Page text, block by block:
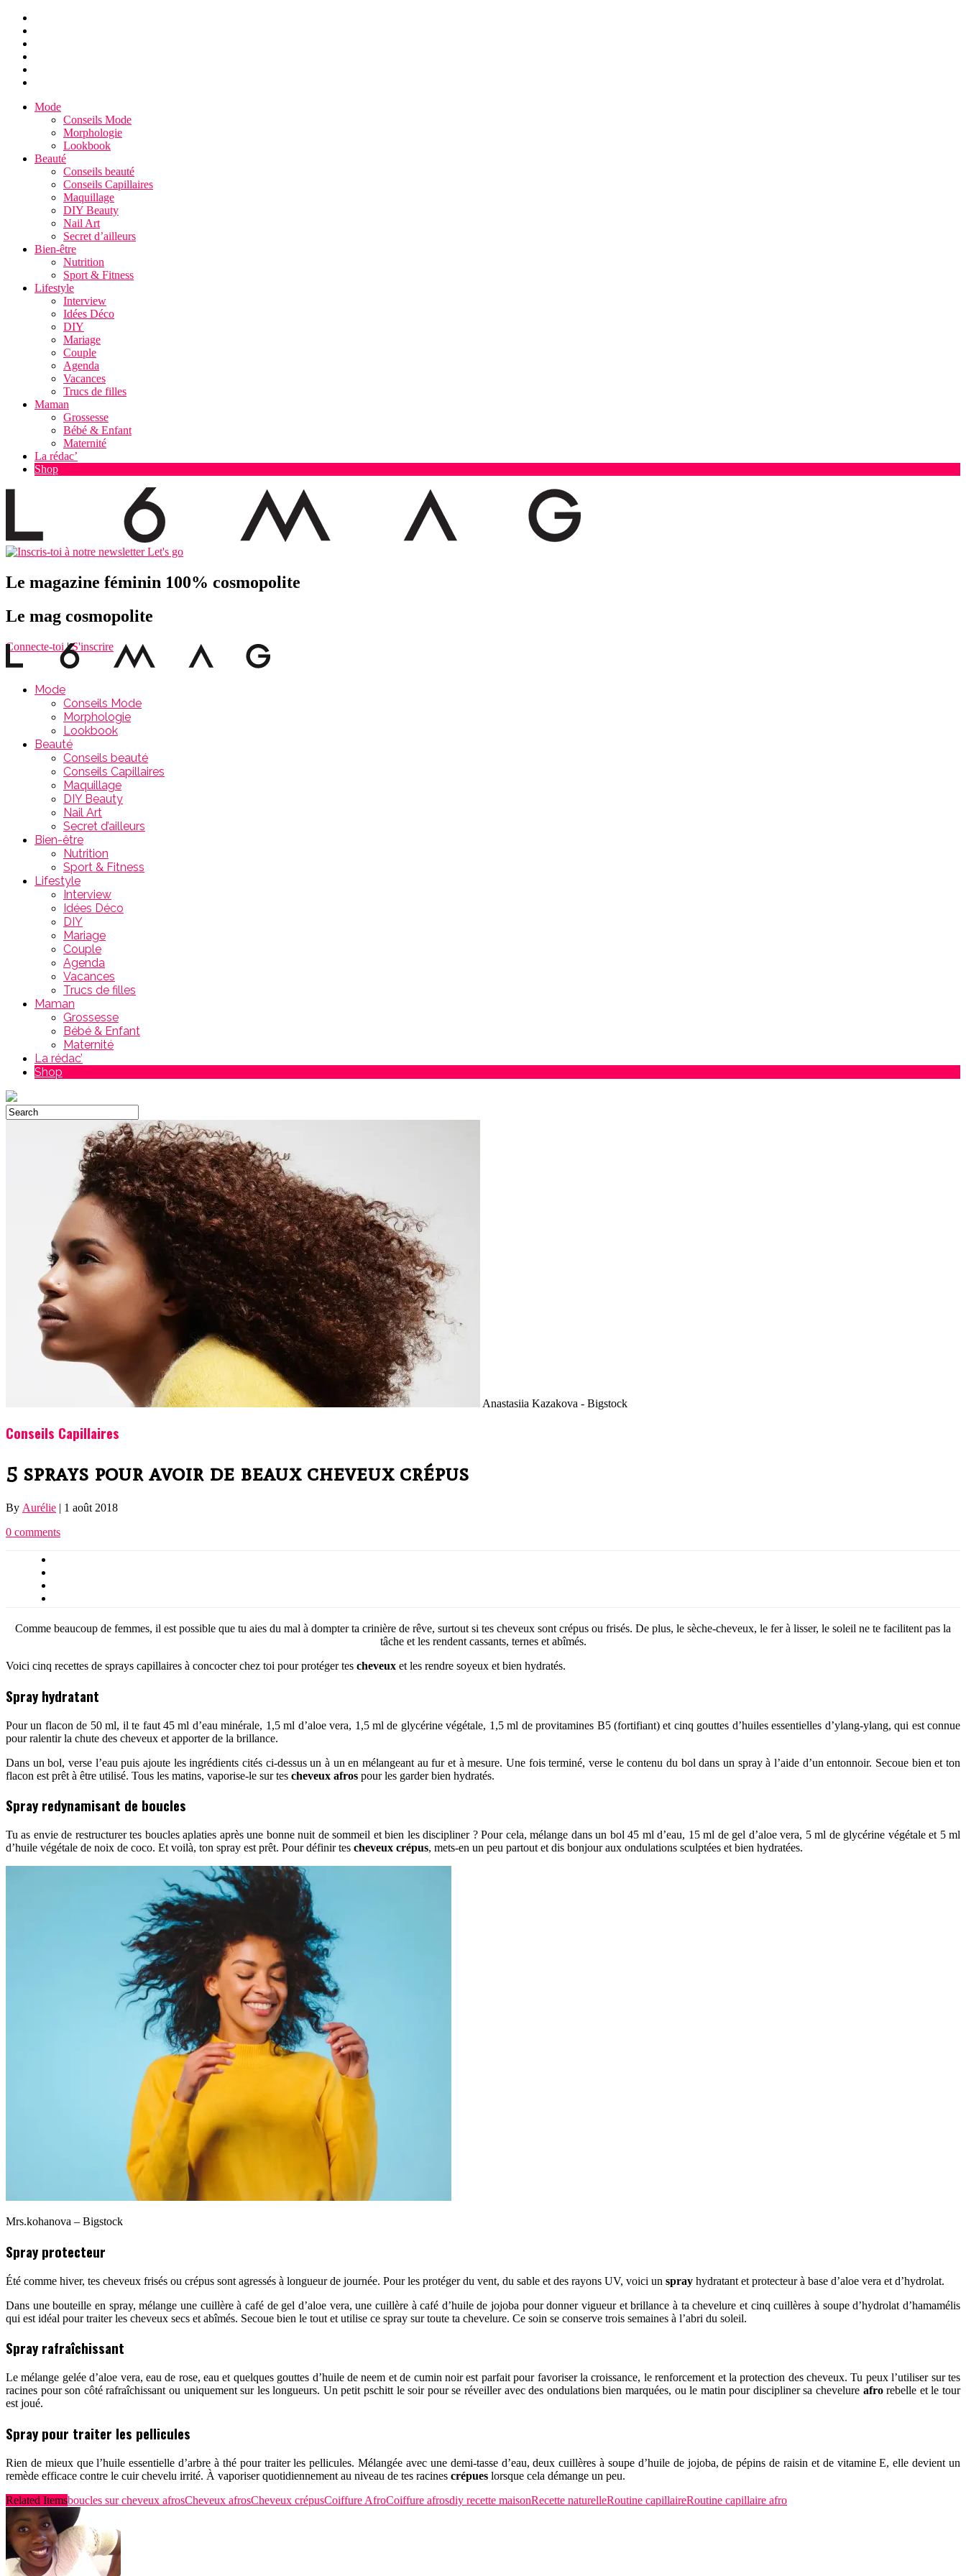
Mode
Conseils Mode
Morphologie
Lookbook
Beauté
Conseils beauté
Conseils Capillaires
Maquillage
DIY Beauty
Nail Art
Secret d’ailleurs
Bien-être
Nutrition
Sport & Fitness
Lifestyle
Interview
Idées Déco
DIY
Mariage
Couple
Agenda
Vacances
Trucs de filles
Maman
Grossesse
Bébé & Enfant
Maternité
La rédac’
Shop
Let's go
Le magazine féminin 100% cosmopolite
Le mag cosmopolite
Connecte-toi|S'inscrire
Mode
Conseils Mode
Morphologie
Lookbook
Beauté
Conseils beauté
Conseils Capillaires
Maquillage
DIY Beauty
Nail Art
Secret d’ailleurs
Bien-être
Nutrition
Sport & Fitness
Lifestyle
Interview
Idées Déco
DIY
Mariage
Couple
Agenda
Vacances
Trucs de filles
Maman
Grossesse
Bébé & Enfant
Maternité
La rédac’
Shop
Anastasiia Kazakova - Bigstock
Conseils Capillaires
5 sprays pour avoir de beaux cheveux crépus
By Aurélie | 1 août 2018
0 comments
Comme beaucoup de femmes, il est possible que tu aies du mal à dompter ta crinière de rêve, surtout si tes cheveux sont crépus ou frisés. De plus, le sèche-cheveux, le fer à lisser, le soleil ne te facilitent pas la
tâche et les rendent cassants, ternes et abîmés.
Voici cinq recettes de sprays capillaires à concocter chez toi pour protéger tes cheveux et les rendre soyeux et bien hydratés.
Spray hydratant
Pour un flacon de 50 ml, il te faut 45 ml d’eau minérale, 1,5 ml d’aloe vera, 1,5 ml de glycérine végétale, 1,5 ml de provitamines B5 (fortifiant) et cinq gouttes d’huiles essentielles d’ylang-ylang, qui est connue
pour ralentir la chute des cheveux et apporter de la brillance.
Dans un bol, verse l’eau puis ajoute les ingrédients cités ci-dessus un à un en mélangeant au fur et à mesure. Une fois terminé, verse le contenu du bol dans un spray à l’aide d’un entonnoir. Secoue bien et ton
flacon est prêt à être utilisé. Tous les matins, vaporise-le sur tes cheveux afros pour les garder bien hydratés.
Spray redynamisant de boucles
Tu as envie de restructurer tes boucles aplaties après une bonne nuit de sommeil et bien les discipliner ? Pour cela, mélange dans un bol 45 ml d’eau, 15 ml de gel d’aloe vera, 5 ml de glycérine végétale et 5 ml
d’huile végétale de noix de coco. Et voilà, ton spray est prêt. Pour définir tes cheveux crépus, mets-en un peu partout et dis bonjour aux ondulations sculptées et bien hydratées.
Mrs.kohanova – Bigstock
Spray protecteur
Été comme hiver, tes cheveux frisés ou crépus sont agressés à longueur de journée. Pour les protéger du vent, du sable et des rayons UV, voici un spray hydratant et protecteur à base d’aloe vera et d’hydrolat.
Dans une bouteille en spray, mélange une cuillère à café de gel d’aloe vera, une cuillère à café d’huile de jojoba pour donner vigueur et brillance à ta chevelure et cinq cuillères à soupe d’hydrolat d’hamamélis
qui est idéal pour traiter les cheveux secs et abîmés. Secoue bien le tout et utilise ce spray sur toute ta chevelure. Ce soin se conserve trois semaines à l’abri du soleil.
Spray rafraîchissant
Le mélange gelée d’aloe vera, eau de rose, eau et quelques gouttes d’huile de neem et de cumin noir est parfait pour favoriser la croissance, le renforcement et la protection des cheveux. Tu peux l’utiliser sur tes
racines pour son côté rafraîchissant ou uniquement sur les longueurs. Un petit pschitt le soir pour se réveiller avec des ondulations bien marquées, ou le matin pour discipliner sa chevelure afrorebelle et le tour
est joué.
Spray pour traiter les pellicules
Rien de mieux que l’huile essentielle d’arbre à thé pour traiter les pellicules. Mélangée avec une demi-tasse d’eau, deux cuillères à soupe d’huile de jojoba, de pépins de raisin et de vitamine E, elle devient un
remède efficace contre le cuir chevelu irrité. À vaporiser quotidiennement au niveau de tes racines crépues lorsque cela démange un peu.
Related Itemsboucles sur cheveux afrosCheveux afrosCheveux crépusCoiffure AfroCoiffure afrosdiy recette maisonRecette naturelleRoutine capillaireRoutine capillaire afro